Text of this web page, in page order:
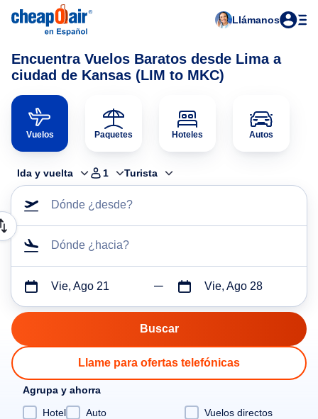
Llámanos
Encuentra Vuelos Baratos desde Lima a
ciudad de Kansas (LIM to MKC)
Vuelos Paquetes Hoteles Autos
Ida y vuelta 1 Turista
Dónde ¿desde?
Dónde ¿hacia?
Vie, Ago 21 Vie, Ago 28
Llame para ofertas telefónicas
Agrupa y ahorra
Hotel
Auto Vuelos directos